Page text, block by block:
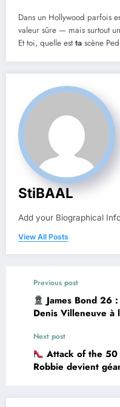
Dans un Hollywood parfois
valeur sûre — mais surtout
Et toi, quelle estta scène
StiBAAL
Add your Biographical
View All Posts
Previous post
James Bond 26
Denis Villeneuve
Next post
Attack of the 50
Robbie devient